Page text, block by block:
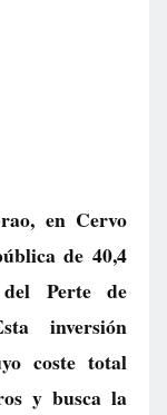
en Cervo
de 40,4
Perte de
inversión
coste total
y busca la